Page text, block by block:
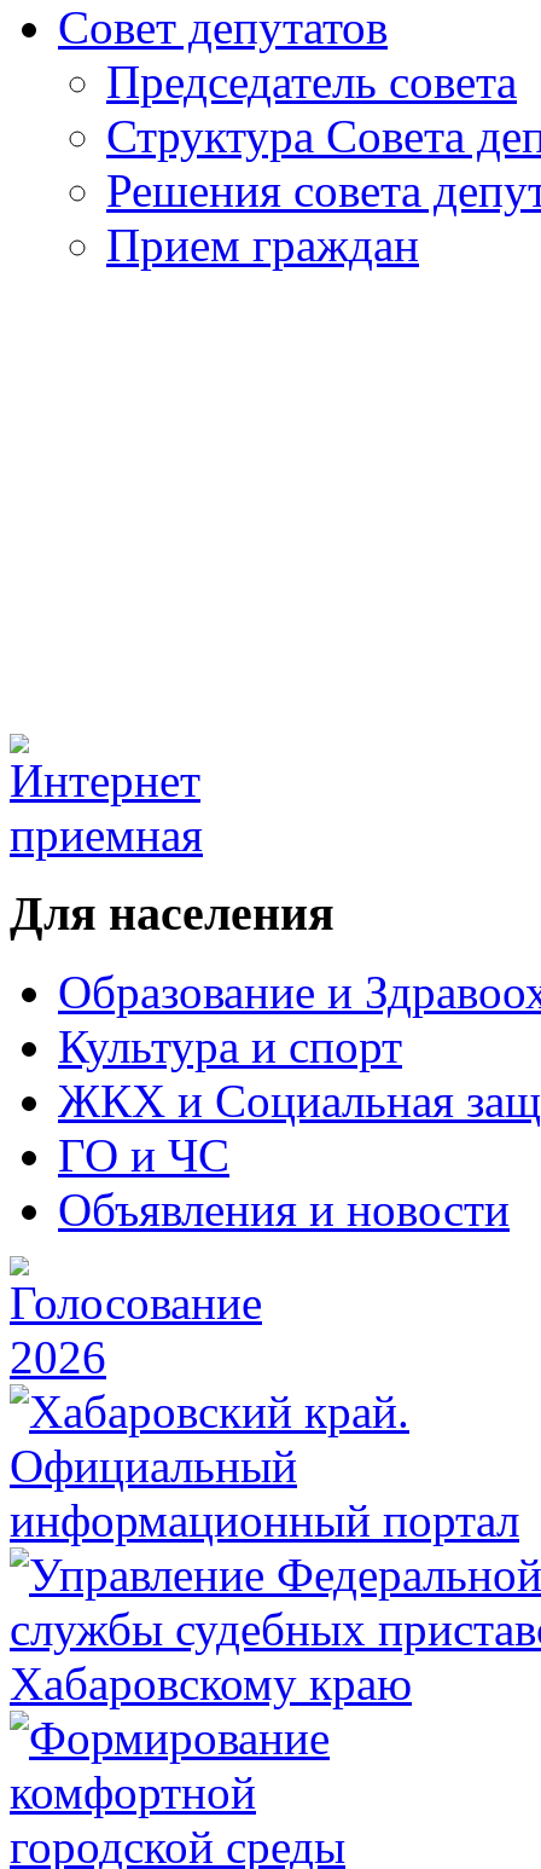
Совет депутатов
Председатель совета
Структура Совета
Решения совета
Прием граждан
Для населения
Образование и
Культура и спорт
ЖКХ и Социальная
ГО и ЧС
Объявления и новости